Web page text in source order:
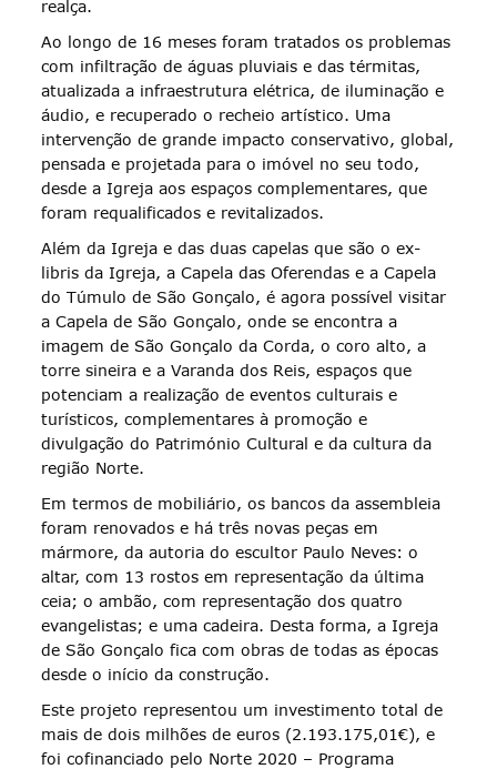
realça.
Ao longo de 16 meses foram tratados os problemas
com infiltração de águas pluviais e das térmitas,
atualizada a infraestrutura elétrica, de iluminação e
áudio, e recuperado o recheio artístico. Uma
intervenção de grande impacto conservativo, global,
pensada e projetada para o imóvel no seu todo,
desde a Igreja aos espaços complementares, que
foram requalificados e revitalizados.
Além da Igreja e das duas capelas que são o ex-
libris da Igreja, a Capela das Oferendas e a Capela
do Túmulo de São Gonçalo, é agora possível visitar
a Capela de São Gonçalo, onde se encontra a
imagem de São Gonçalo da Corda, o coro alto, a
torre sineira e a Varanda dos Reis, espaços que
potenciam a realização de eventos culturais e
turísticos, complementares à promoção e
divulgação do Património Cultural e da cultura da
região Norte.
Em termos de mobiliário, os bancos da assembleia
foram renovados e há três novas peças em
mármore, da autoria do escultor Paulo Neves: o
altar, com 13 rostos em representação da última
ceia; o ambão, com representação dos quatro
evangelistas; e uma cadeira. Desta forma, a Igreja
de São Gonçalo fica com obras de todas as épocas
desde o início da construção.
Este projeto representou um investimento total de
mais de dois milhões de euros (2.193.175,01€), e
foi cofinanciado pelo Norte 2020 – Programa